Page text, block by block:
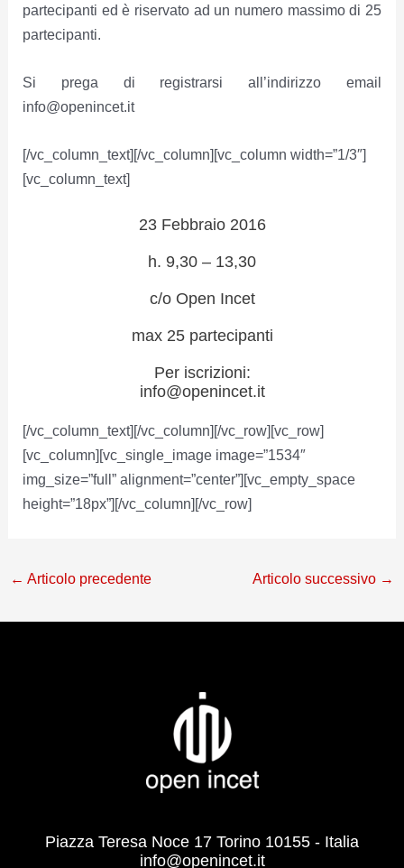
partecipanti ed è riservato ad un numero massimo di 25
partecipanti.
Si prega di registrarsi all’indirizzo email
info@openincet.it
[/vc_column_text][/vc_column][vc_column width=”1/3″]
[vc_column_text]
23 Febbraio 2016
h. 9,30 – 13,30
c/o Open Incet
max 25 partecipanti
Per iscrizioni:
info@openincet.it
[/vc_column_text][/vc_column][/vc_row][vc_row]
[vc_column][vc_single_image image=”1534″
img_size=”full” alignment=”center”][vc_empty_space
height=”18px”][/vc_column][/vc_row]
← Articolo precedente Articolo successivo →
Piazza Teresa Noce 17 Torino 10155 - Italia
info@openincet.it